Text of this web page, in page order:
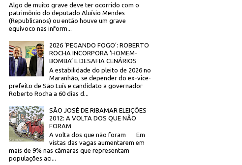
Algo de muito grave deve ter ocorrido com o
patrimônio do deputado Aluísio Mendes
(Republicanos) ou então houve um grave
equívoco nas inform...
2026 ‘PEGANDO FOGO’: ROBERTO
ROCHA INCORPORA ‘HOMEM-
BOMBA’ E DESAFIA CENÁRIOS
A estabilidade do pleito de 2026 no
Maranhão, se depender do ex-vice-
prefeito de São Luís e candidato a governador
Roberto Rocha a 60 dias d...
SÃO JOSÉ DE RIBAMAR ELEIÇÕES
2012: A VOLTA DOS QUE NÃO
FORAM
A volta dos que não foram Em
vistas das vagas aumentarem em
mais de 9% nas câmaras que representam
populações aci...